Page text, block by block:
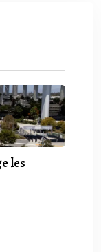
les